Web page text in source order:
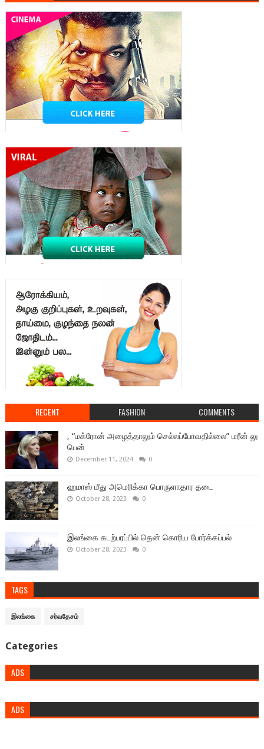
RECENT FASHION COMMENTS
, “மக்ரோன் அழைத்தாலும் செல்லப்போவதில்லை” மரீன் லு
பென்
December 11, 2024 0
ஹமாஸ் மீது அமெரிக்கா பொருளாதார தடை
October 28, 2023 0
இலங்கை கடற்பரப்பில் தென் கொரிய போர்க்கப்பல்
October 28, 2023 0
TAGS
இலங்கை சர்வதேசம்
Categories
ADS
ADS